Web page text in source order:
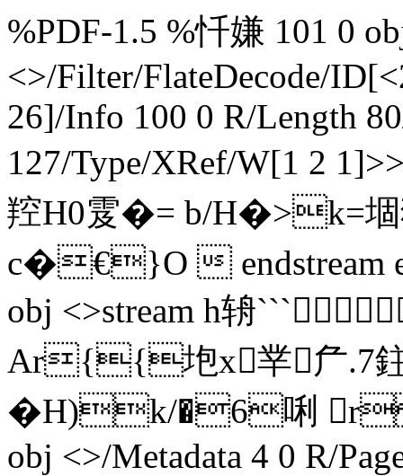
%PDF-1.5 %忏嫌 101 0
<>/Filter/FlateDecode/ID[
26]/Info 100 0 R/Length
127/Type/XRef/W[1 2
羫H0雭�= b/H�>k=堌猱
c�€}O  endstream
obj <>stream h辀
Ar{{垉x丵厃.7
�H)k/�6唎
obj <>/Metadata 4 0 R/